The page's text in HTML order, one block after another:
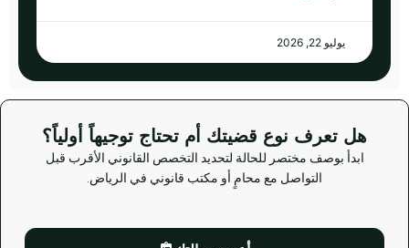
يوليو 22, 2026
هل تعرف نوع قضيتك أم تحتاج توجيهاً أولياً؟
ابدأ بوصف مختصر للحالة لتحديد التخصص القانوني الأقرب قبل
التواصل مع محامٍ أو مكتب قانوني في الرياض.